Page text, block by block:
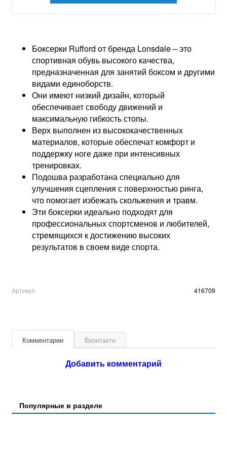
Боксерки Rufford от бренда Lonsdale – это
спортивная обувь высокого качества,
предназначенная для занятий боксом и другими
видами единоборств.
Они имеют низкий дизайн, который
обеспечивает свободу движений и
максимальную гибкость стопы.
Верх выполнен из высококачественных
материалов, которые обеспечат комфорт и
поддержку ноге даже при интенсивных
тренировках.
Подошва разработана специально для
улучшения сцепления с поверхностью ринга,
что помогает избежать скольжения и травм.
Эти боксерки идеально подходят для
профессиональных спортсменов и любителей,
стремящихся к достижению высоких
результатов в своем виде спорта.
Артикул 416709
Комментарии Вконтакте
Добавить комментарий
Популярные в разделе